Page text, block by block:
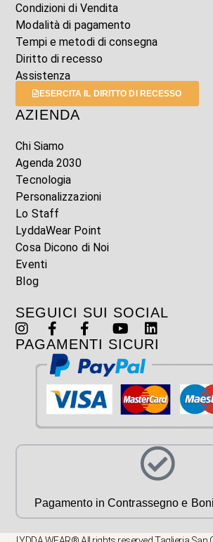
Condizioni di Vendita
Modalità di pagamento
Tempi e metodi di consegna
Diritto di recesso
Assistenza
ESERCITA IL DIRITTO DI RECESSO
AZIENDA
Chi Siamo
Agenda 2030
Tecnologia
Personalizzazioni
Lo Staff
LyddaWear Point
Cosa Dicono di Noi
Eventi
Blog
SEGUICI SUI SOCIAL
PAGAMENTI SICURI
Pagamento in Contrassegno e